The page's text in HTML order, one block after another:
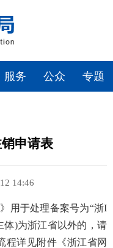
服务 公众 专题
申请表
14:46
用于处理备案号为“浙I
体)为浙江省以外的，请
程详见附件《浙江省网